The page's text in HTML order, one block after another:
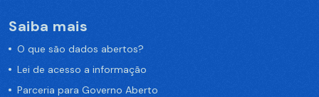
Saiba mais
O que são dados abertos?
Lei de acesso a informação
Parceria para Governo Aberto